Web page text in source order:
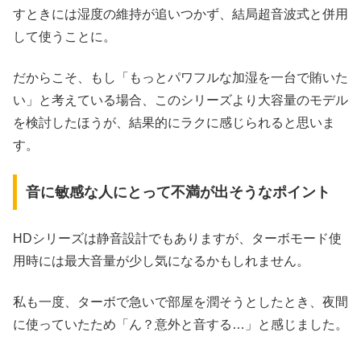
すときには湿度の維持が追いつかず、結局超音波式と併用
して使うことに。
だからこそ、もし「もっとパワフルな加湿を一台で賄いた
い」と考えている場合、このシリーズより大容量のモデル
を検討したほうが、結果的にラクに感じられると思いま
す。
音に敏感な人にとって不満が出そうなポイント
HDシリーズは静音設計でもありますが、ターボモード使
用時には最大音量が少し気になるかもしれません。
私も一度、ターボで急いで部屋を潤そうとしたとき、夜間
に使っていたため「ん？意外と音する…」と感じました。